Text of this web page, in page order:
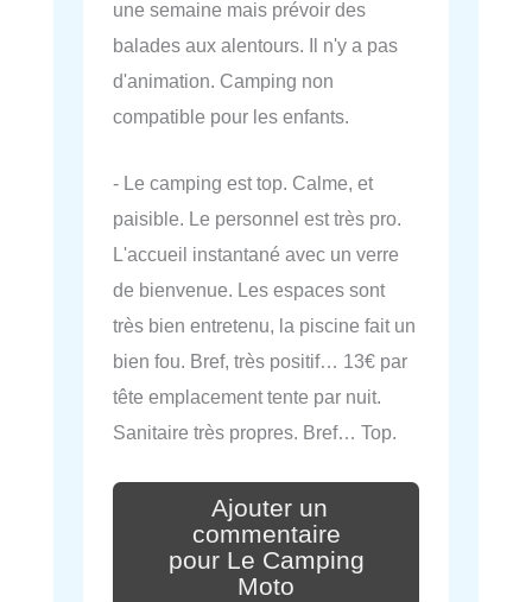
une semaine mais prévoir des
balades aux alentours. Il n'y a pas
d'animation. Camping non
compatible pour les enfants.
- Le camping est top. Calme, et
paisible. Le personnel est très pro.
L'accueil instantané avec un verre
de bienvenue. Les espaces sont
très bien entretenu, la piscine fait un
bien fou. Bref, très positif… 13€ par
tête emplacement tente par nuit.
Sanitaire très propres. Bref… Top.
Ajouter un
commentaire
pour Le Camping
Moto